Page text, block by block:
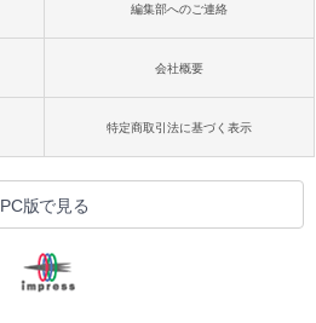
編集部へのご連絡
会社概要
特定商取引法に基づく表示
PC版で見る